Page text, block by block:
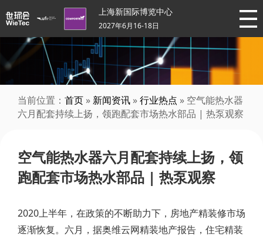
上海新国际博览中心
2027年6月16-18日
当前位置： 首页 » 新闻资讯 »行业热点 » 空气能热水器
六月配套持续上扬，领跑配套市场热水部品 | 热泵观察
空气能热水器六月配套持续上扬，领
跑配套市场热水部品 | 热泵观察
2020上半年，在政策的不断助力下，房地产精装修市场
逐渐恢复。六月，据奥维云网精装地产报告，住宅精装